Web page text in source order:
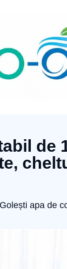
de
apa de